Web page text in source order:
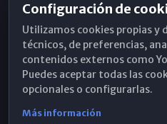
Horarios de Misa
Hemeroteca
WhatsApp
Configuración de
Utilizamos cookies propias y
técnicos, de preferencias,
contenidos externos como
Puedes aceptar todas las
opcionales o configurarlas.
Más información